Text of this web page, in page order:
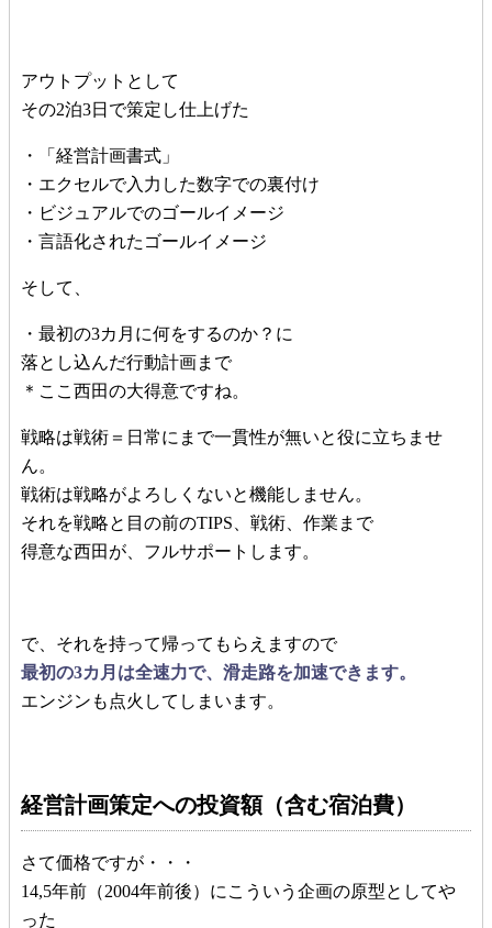
アウトプットとして
その2泊3日で策定し仕上げた
・「経営計画書式」
・エクセルで入力した数字での裏付け
・ビジュアルでのゴールイメージ
・言語化されたゴールイメージ
そして、
・最初の3カ月に何をするのか？に
落とし込んだ行動計画まで
＊ここ西田の大得意ですね。
戦略は戦術＝日常にまで一貫性が無いと役に立ちませ
ん。
戦術は戦略がよろしくないと機能しません。
それを戦略と目の前のTIPS、戦術、作業まで
得意な西田が、フルサポートします。
で、それを持って帰ってもらえますので
最初の3カ月は全速力で、滑走路を加速できます。
エンジンも点火してしまいます。
経営計画策定への投資額（含む宿泊費）
さて価格ですが・・・
14,5年前（2004年前後）にこういう企画の原型としてや
った